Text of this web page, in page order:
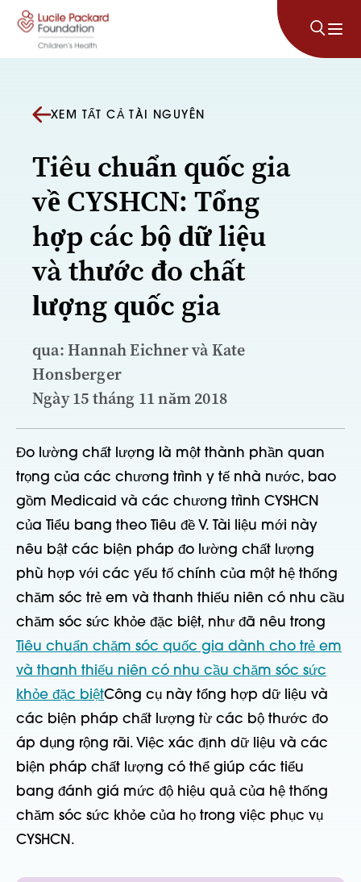
Bỏ qua nội dung
XEM TẤT CẢ TÀI NGUYÊN
Tiêu chuẩn quốc gia
về CYSHCN: Tổng
hợp các bộ dữ liệu
và thước đo chất
lượng quốc gia
qua: Hannah Eichner và Kate
Honsberger
Ngày 15 tháng 11 năm 2018
Đo lường chất lượng là một thành phần quan
trọng của các chương trình y tế nhà nước, bao
gồm Medicaid và các chương trình CYSHCN
của Tiểu bang theo Tiêu đề V. Tài liệu mới này
nêu bật các biện pháp đo lường chất lượng
phù hợp với các yếu tố chính của một hệ thống
chăm sóc trẻ em và thanh thiếu niên có nhu cầu
chăm sóc sức khỏe đặc biệt, như đã nêu trong
Tiêu chuẩn chăm sóc quốc gia dành cho trẻ em
và thanh thiếu niên có nhu cầu chăm sóc sức
khỏe đặc biệtCông cụ này tổng hợp dữ liệu và
các biện pháp chất lượng từ các bộ thước đo
áp dụng rộng rãi. Việc xác định dữ liệu và các
biện pháp chất lượng có thể giúp các tiểu
bang đánh giá mức độ hiệu quả của hệ thống
chăm sóc sức khỏe của họ trong việc phục vụ
CYSHCN.